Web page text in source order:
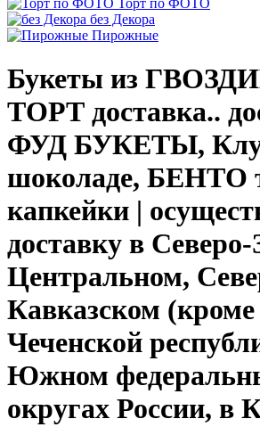
без Декора
Пирожные
Букеты из
ТОРТ доставка..
ФУД БУКЕТЫ,
шоколаде, БЕНТО
капкейки |
доставку в
Центральном,
Кавказском (кроме
Чеченской
Южном
округах России, в